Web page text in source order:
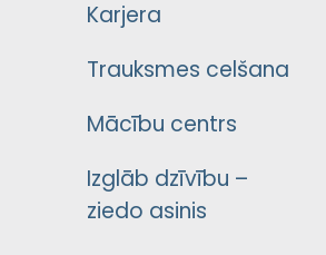
Karjera
Trauksmes celšana
Mācību centrs
Izglāb dzīvību –
ziedo asinis